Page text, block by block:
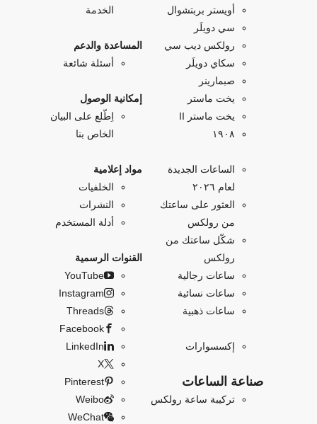
أويستر بربتشوال
سي دويلَر
رولكس ديب سي
سكاي دويلَر
صبمارينر
يخت ماستر
يخت ماستر II
۱۹۰۸
الساعات الجديدة
لعام ٢٠٢٦
العثور على ساعتك
من رولكس
شكّل ساعتك من
رولكس
ساعات رجالية
ساعات نسائية
ساعات ذهبية
إكسسوارات
صناعة الساعات
تركيبة ساعة رولكس
الخدمة
المساعدة والدعم
أسئلة شائعة
إمكانية الوصول
اِطّلع على البيان
الخاص بنا
مواد إعلامية
الخلفيات
النشرات
أدلة المستخدم
القنوات الرسمية
YouTube
Instagram
Threads
Facebook
LinkedIn
X
Pinterest
Weibo
WeChat